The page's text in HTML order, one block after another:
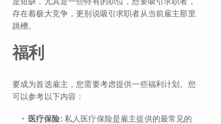
存在着极大竞争，更别说吸引求职者从当前雇主那里
跳槽。
福利
要成为首选雇主，您需要考虑提供一些福利计划。您
可以参考以下内容：
医疗保险: 私人医疗保险是雇主提供的最常见的